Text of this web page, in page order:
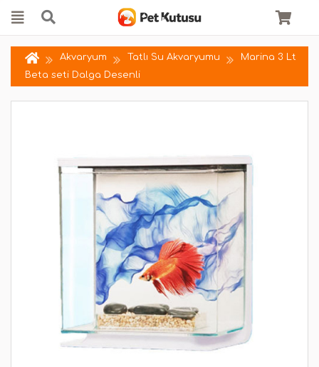
Akvaryum Tatlı Su Akvaryumu
Marina 3 Lt
Beta seti Dalga Desenli